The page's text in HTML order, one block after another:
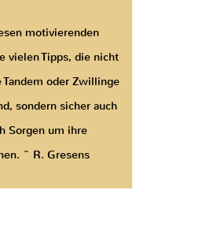
motivierenden
vielen Tipps, die nicht
oder Zwillinge
sondern sicher auch
Sorgen um ihre
~ R. Gresens